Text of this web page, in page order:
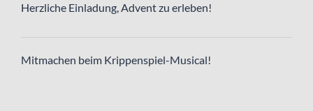
Herzliche Einladung, Advent zu erleben!
Mitmachen beim Krippenspiel-Musical!